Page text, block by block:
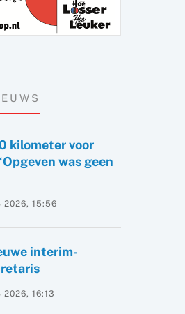
kilometer voor
was geen
2026, 15:56
interim-
2026, 16:13